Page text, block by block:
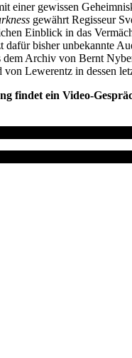
einer gewissen
gewährt Regisseur
Einblick in das
dafür bisher unbekannte
dem Archiv von Bernt
Lewerentz in dessen
findet ein Video-